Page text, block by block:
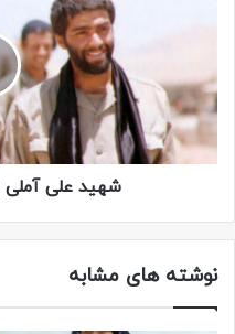
شهید علی آملی
نوشته های مشابه